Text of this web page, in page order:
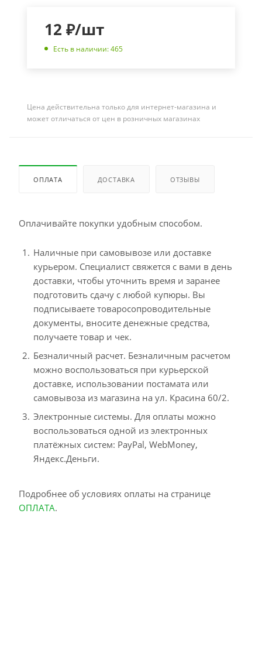
12 ₽/шт
Есть в наличии: 465
Цена действительна только для интернет-магазина и
может отличаться от цен в розничных магазинах
ОПЛАТА ДОСТАВКА ОТЗЫВЫ
Оплачивайте покупки удобным способом.
Наличные при самовывозе или доставке
курьером. Специалист свяжется с вами в день
доставки, чтобы уточнить время и заранее
подготовить сдачу с любой купюры. Вы
подписываете товаросопроводительные
документы, вносите денежные средства,
получаете товар и чек.
Безналичный расчет. Безналичным расчетом
можно воспользоваться при курьерской
доставке, использовании постамата или
самовывоза из магазина на ул. Красина 60/2.
Электронные системы. Для оплаты можно
воспользоваться одной из электронных
платёжных систем: PayPal, WebMoney,
Яндекс.Деньги.
Подробнее об условиях оплаты на странице
ОПЛАТА.